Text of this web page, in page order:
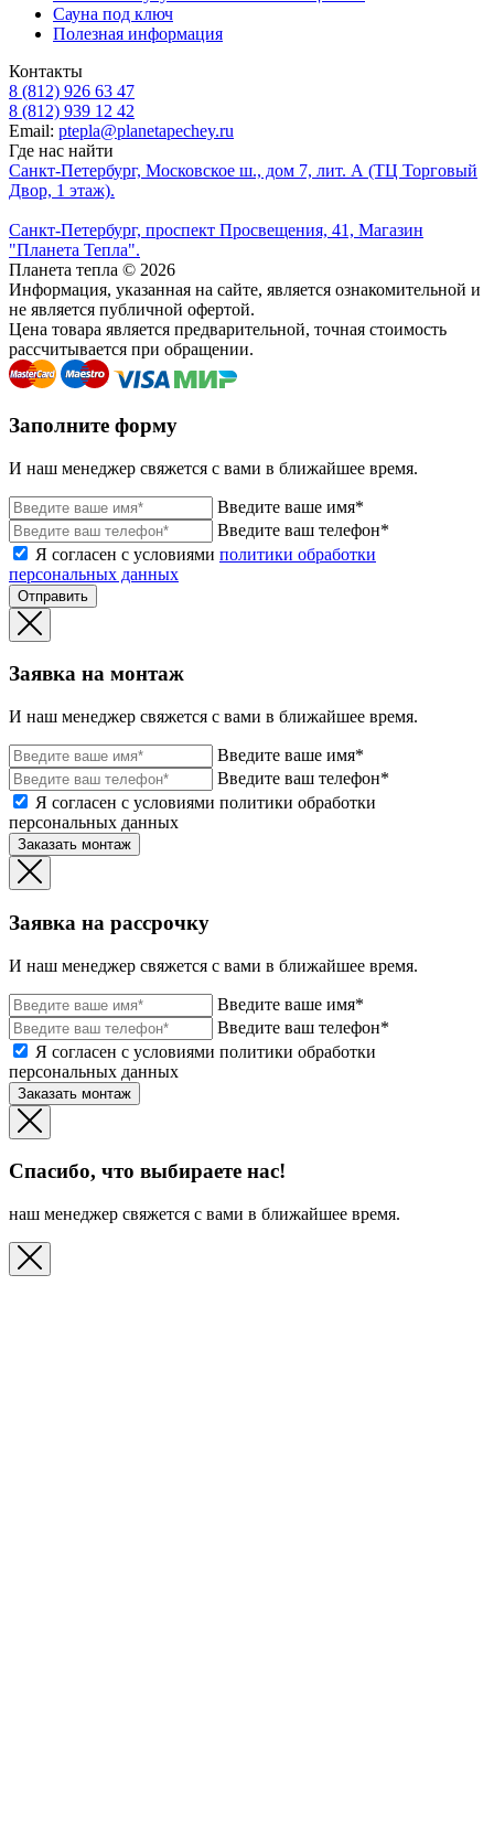
Сауна под ключ
Полезная информация
Контакты
8 (812) 926 63 47
8 (812) 939 12 42
Email: ptepla@planetapechey.ru
Где нас найти
Санкт-Петербург, Московское ш., дом 7, лит. А (ТЦ Торговый
Двор, 1 этаж).
Санкт-Петербург, проспект Просвещения, 41, Магазин
"Планета Тепла".
Планета тепла © 2026
Информация, указанная на сайте, является ознакомительной и
не является публичной офертой.
Цена товара является предварительной, точная стоимость
рассчитывается при обращении.
Заполните форму
И наш менеджер свяжется с вами в ближайшее время.
Введите ваше имя*
Введите ваш телефон*
Я согласен с условиями политики обработки
персональных данных
Отправить
Заявка на монтаж
И наш менеджер свяжется с вами в ближайшее время.
Введите ваше имя*
Введите ваш телефон*
Я согласен с условиями политики обработки
персональных данных
Заказать монтаж
Заявка на рассрочку
И наш менеджер свяжется с вами в ближайшее время.
Введите ваше имя*
Введите ваш телефон*
Я согласен с условиями политики обработки
персональных данных
Заказать монтаж
Спасибо, что выбираете нас!
наш менеджер свяжется с вами в ближайшее время.